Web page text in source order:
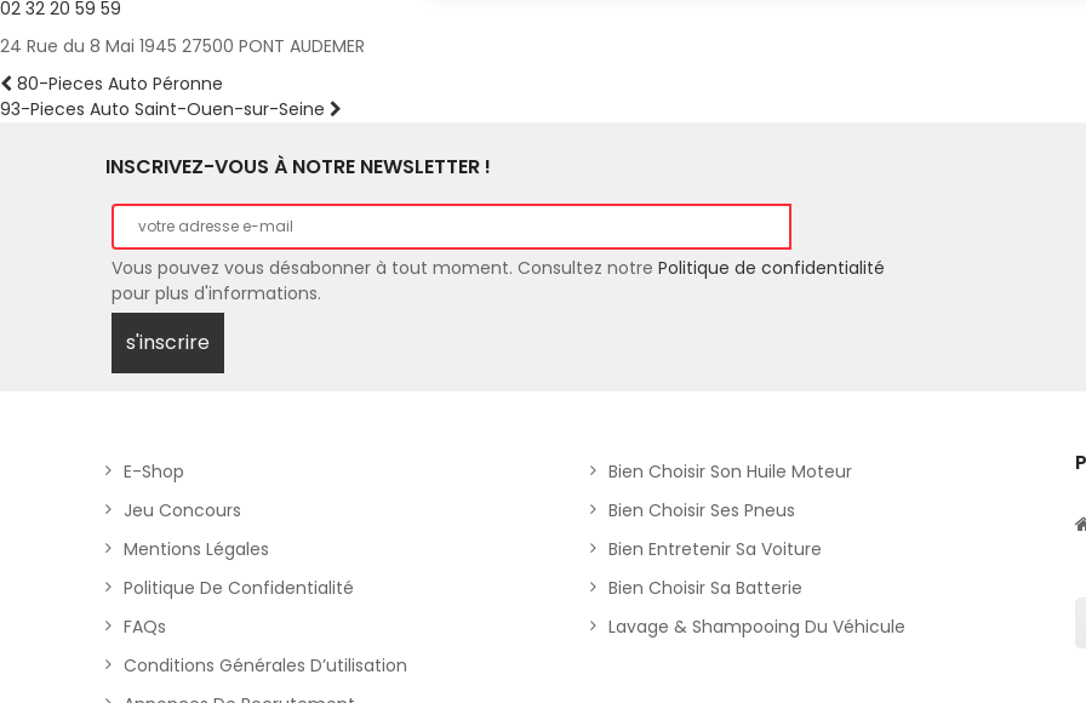
02 32 20 59 59
24 Rue du 8 Mai 1945 27500 PONT AUDEMER
Navigation
de
l’article
Article
précédent :
80-Pieces Auto Péronne
93-Pieces Auto Saint-Ouen-sur-Seine Article
INSCRIVEZ-VOUS À NOTRE NEWSLETTER !
Vous pouvez vous désabonner à tout moment. Consultez notre Politique de confidentialité
pour plus d'informations.
E-Shop
Jeu Concours
Mentions Légales
Politique De Confidentialité
FAQs
Conditions Générales D’utilisation
Bien Choisir Son Huile Moteur
Bien Choisir Ses Pneus
Bien Entretenir Sa Voiture
Bien Choisir Sa Batterie
Lavage & Shampooing Du Véhicule